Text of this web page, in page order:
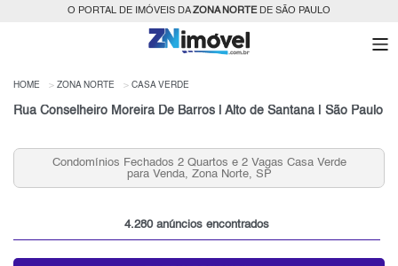
O PORTAL DE IMÓVEIS DAZONA NORTEDE SÃO PAULO
HOME ZONA NORTE CASA VERDE
Rua Conselheiro Moreira De Barros | Alto de Santana | São Paulo
Casas que Aceitam Permuta na Casa Verde, Zona Norte,
SP para Venda
4.280 anúncios encontrados